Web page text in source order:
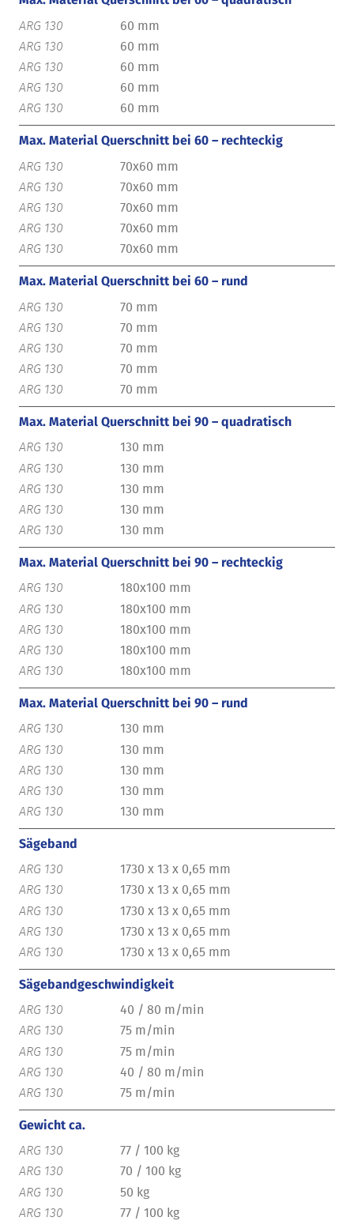
60 mm
60 mm
60 mm
60 mm
60 mm
Max. Material Querschnitt bei 60 – rechteckig
70x60 mm
70x60 mm
70x60 mm
70x60 mm
70x60 mm
Max. Material Querschnitt bei 60 – rund
70 mm
70 mm
70 mm
70 mm
70 mm
Max. Material Querschnitt bei 90 – quadratisch
130 mm
130 mm
130 mm
130 mm
130 mm
Max. Material Querschnitt bei 90 – rechteckig
180x100 mm
180x100 mm
180x100 mm
180x100 mm
180x100 mm
Max. Material Querschnitt bei 90 – rund
130 mm
130 mm
130 mm
130 mm
130 mm
Sägeband
1730 x 13 x 0,65 mm
1730 x 13 x 0,65 mm
1730 x 13 x 0,65 mm
1730 x 13 x 0,65 mm
1730 x 13 x 0,65 mm
Sägebandgeschwindigkeit
40 / 80 m/min
75 m/min
75 m/min
40 / 80 m/min
75 m/min
Gewicht ca.
77 / 100 kg
70 / 100 kg
50 kg
77 / 100 kg